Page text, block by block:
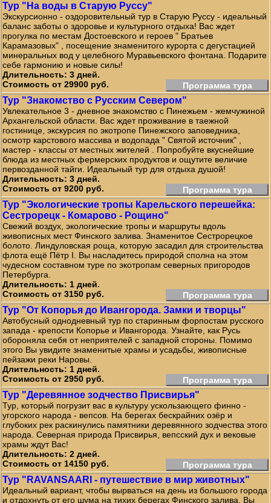
Тур "На воды в Старую Руссу"
Экскурсионно - оздоровительный тур в Старую Руссу - идеальный
баланс заботы о здоровье и культурного отдыха! Вас ждет
прогулка по местам Достоевского и героев " Братьев
Карамазовых" , посещение знаменитого курорта с дегустацией
минеральных вод у целебного Муравьевского фонтана. Подарите
себе гармонию и новые силы!
Длительность: 3 дней.
Стоимость от 29900 руб.
Программа тура
Тур "Знакомство с Русским Севером"
Увлекательное 3 - дневное знакомство с Пинежьем - жемчужиной
Архангельской области. Вас ждет проживание в таежной
гостинице, экскурсия по экотропе Пинежского заповедника,
осмотр карстового массива и водопада " Святой источник" ,
мастер - классы от местных жителей . Попробуйте вкуснейшие
блюда из местных фермерских продуктов и ощутите величие
первозданной тайги. Идеальный тур для отдыха душой!
Длительность: 3 дней.
Стоимость от 9200 руб.
Программа тура
Тур "Экологические тропы Карельского перешейка:
Сестрорецк - Комарово - Рощино"
Свежий воздух, экологические тропы и маршруты вдоль
живописных мест Финского залива. Знаменитое Сестрорецкое
болото. Линдуловская роща, которую засадил для строительства
флота ещё Пётр I. Вы насладитесь природой сполна на этом
чудесном составном туре по экотропам северных пригородов
Петербурга.
Длительность: 1 дней.
Стоимость от 3150 руб.
Программа тура
Тур "От Копорья до Ивангорода. Замки и творцы"
Автобусный однодневный тур по старинным форпостам русского
запада - крепости Копорье и Ивангорода. Узнайте, как Русь
обороняла себя от неприятелей с западной стороны. Помимо
этого Вы увидите знаменитые храмы и усадьбы, живописные
пейзажи реки Наровы.
Длительность: 1 дней.
Стоимость от 2950 руб.
Программа тура
Тур "Деревянное зодчество Присвирья"
Тур, который погрузит вас в культуру ускользающего финно -
угорского народа - вепсов. На берегах бескрайних озёр и
глубоких рек раскинулись памятники деревянного зодчества этого
народа. Северная природа Присвирья, вепсский дух и вековые
храмы ждут Вас!
Длительность: 2 дней.
Стоимость от 14150 руб.
Программа тура
Тур "RAVANSAARI - путешествие в мир животных"
Идеальный вариант, чтобы вырваться на день из большого города
и отдохнуть от его шума на тихих берегах Финского залива. Вы